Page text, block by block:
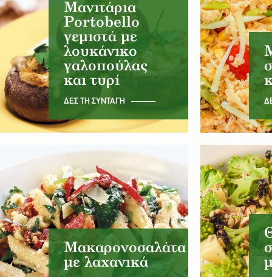
Μανιτάρια
Portobello
γεμιστά με
λουκάνικο
γαλοπούλας
και τυρί
ΔΕΣ ΤΗ ΣΥΝΤΑΓΗ
Μακαρονοσαλάτα
με λαχανικά